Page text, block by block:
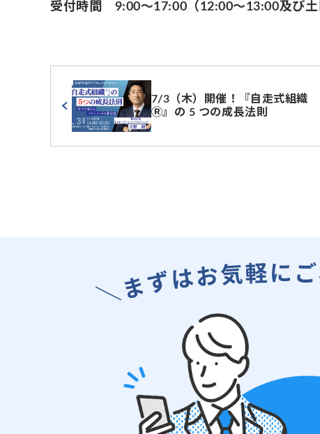
受付時間 9:00～17:00（12:00～13:00及び土
7/3（木）開催！『自走式組織
Ⓡ』の 5 つの成長法則
＼まずはお気軽 に ご